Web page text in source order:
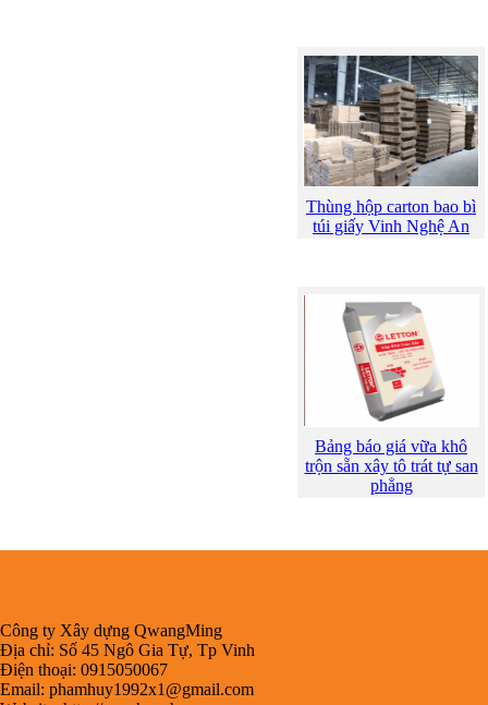
Thùng hộp carton bao bì
túi giấy Vinh Nghệ An
Bảng báo giá vữa khô
trộn sẵn xây tô trát tự san
phẳng
Công ty Xây dựng QwangMing
Địa chỉ: Số 45 Ngô Gia Tự, Tp Vinh
Điện thoại: 0915050067
Email: phamhuy1992x1@gmail.com